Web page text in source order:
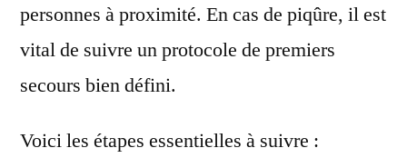
personnes à proximité. En cas de piqûre, il est
vital de suivre un protocole de premiers
secours bien défini.
Voici les étapes essentielles à suivre :